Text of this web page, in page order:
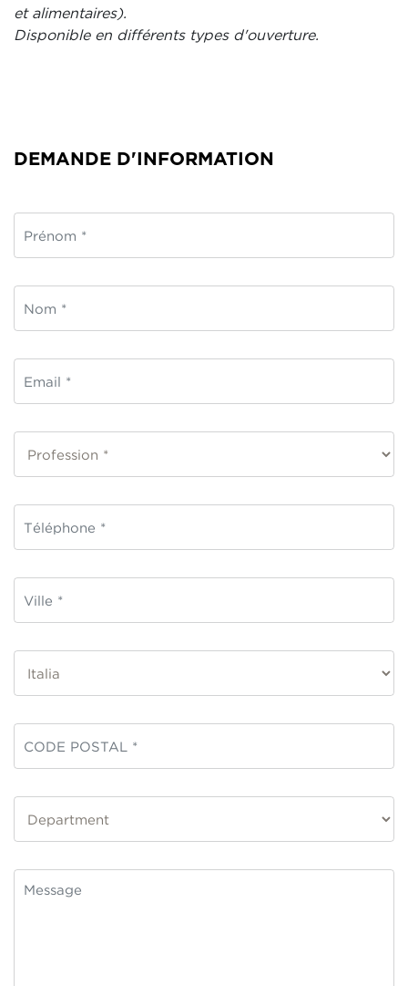
et alimentaires).
Disponible en différents types d'ouverture.
DEMANDE D'INFORMATION